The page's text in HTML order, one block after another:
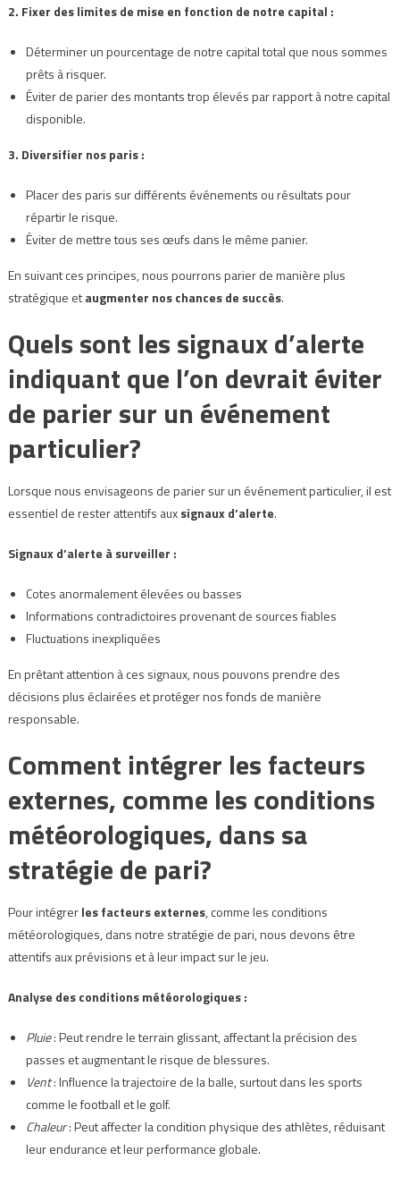
2. Fixer des limites de mise en fonction de notre capital :
Déterminer un pourcentage de notre capital total que nous sommes
prêts à risquer.
Éviter de parier des montants trop élevés par rapport à notre capital
disponible.
3. Diversifier nos paris :
Placer des paris sur différents événements ou résultats pour
répartir le risque.
Éviter de mettre tous ses œufs dans le même panier.
En suivant ces principes, nous pourrons parier de manière plus
stratégique etaugmenter nos chances de succès.
Quels sont les signaux d’alerte
indiquant que l’on devrait éviter
de parier sur un événement
particulier?
Lorsque nous envisageons de parier sur un événement particulier, il est
essentiel de rester attentifs auxsignaux d’alerte.
Signaux d’alerte à surveiller :
Cotes anormalement élevées ou basses
Informations contradictoires provenant de sources fiables
Fluctuations inexpliquées
En prêtant attention à ces signaux, nous pouvons prendre des
décisions plus éclairées et protéger nos fonds de manière
responsable.
Comment intégrer les facteurs
externes, comme les conditions
météorologiques, dans sa
stratégie de pari?
Pour intégrerles facteurs externes, comme les conditions
météorologiques, dans notre stratégie de pari, nous devons être
attentifs aux prévisions et à leur impact sur le jeu.
Analyse des conditions météorologiques :
Pluie: Peut rendre le terrain glissant, affectant la précision des
passes et augmentant le risque de blessures.
Vent: Influence la trajectoire de la balle, surtout dans les sports
comme le football et le golf.
Chaleur: Peut affecter la condition physique des athlètes, réduisant
leur endurance et leur performance globale.